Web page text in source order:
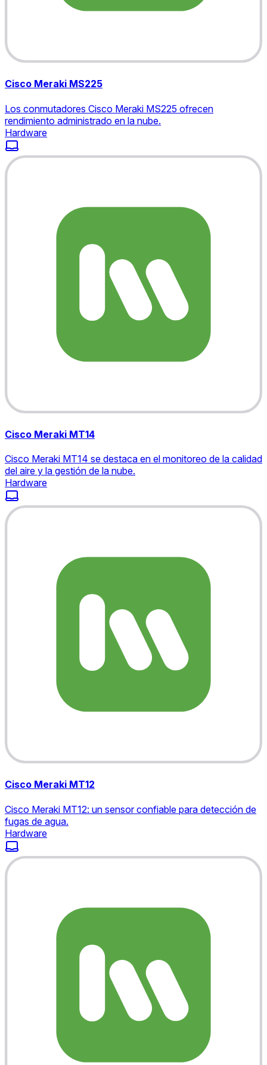
Cisco Meraki MS225
Los conmutadores Cisco Meraki MS225 ofrecen
rendimiento administrado en la nube.
Hardware
Cisco Meraki MT14
Cisco Meraki MT14 se destaca en el monitoreo de la calidad
del aire y la gestión de la nube.
Hardware
Cisco Meraki MT12
Cisco Meraki MT12: un sensor confiable para detección de
fugas de agua.
Hardware